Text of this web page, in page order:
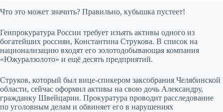
Что это может значить? Правильно, кубышка пустеет!
Генпрокуратура России требует изъять активы одного из
богатейших россиян, Константина Струкова. В список на
национализацию входят его золотодобывающая компания
«Южуралзолото» и ещё десять предприятий.
Струков, который был вице-спикером заксобрания Челябинской
области, сейчас оформил активы на свою дочь Александру,
гражданку Швейцарии. Прокуратура проводит расследование
по уголовным делам и обвиняет его в нарушениях